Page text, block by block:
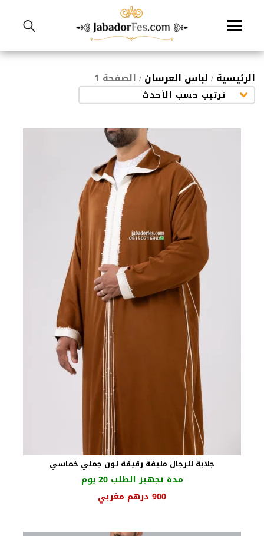
انتقل
إلى
الرئيسية/ لباس العرسان/ الصفحة 1
جلابة للرجال مليفة رقيقة لون جملي خماسي
مدة تجهيز الطلب 20 يوم
900 درهم مغربي